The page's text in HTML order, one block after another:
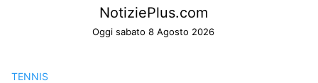
NotiziePlus.com
Oggi sabato 8 Agosto 2026
TENNIS